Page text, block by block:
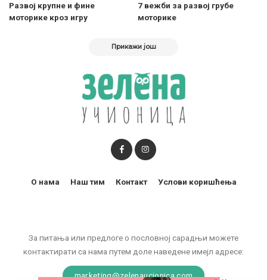
Развој крупнe и финe
моторикe кроз игру
7 вежби за развој грубе
моторике
Прикажи још
За питања или предлоге о пословној сарадњи можете
контактирати са нама путем доле наведене имејл адресе:
marketing@zelenaucionica.com
О нама Наш тим Контакт Услови коришћења